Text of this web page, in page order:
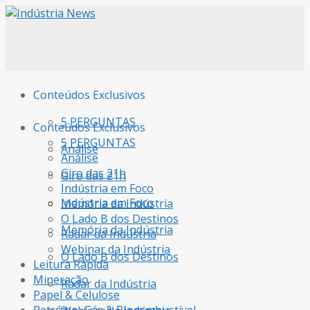
Conteúdos Exclusivos
5 PERGUNTAS
Análise
Giro das 21h
Indústria em Foco
Memória da Indústria
O Lado B dos Destinos
Radar da Indústria
Conteúdos Exclusivos
5 PERGUNTAS
Análise
Giro das 21h
Indústria em Foco
Memória da Indústria
O Lado B dos Destinos
Radar da Indústria
Webinar da Indústria
Leitura Rápida
Mineração
Papel & Celulose